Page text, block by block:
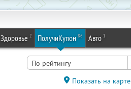
Здоровье 2 ПолучиКупон 86 Авто 1
По рейтингу
Показать на карте